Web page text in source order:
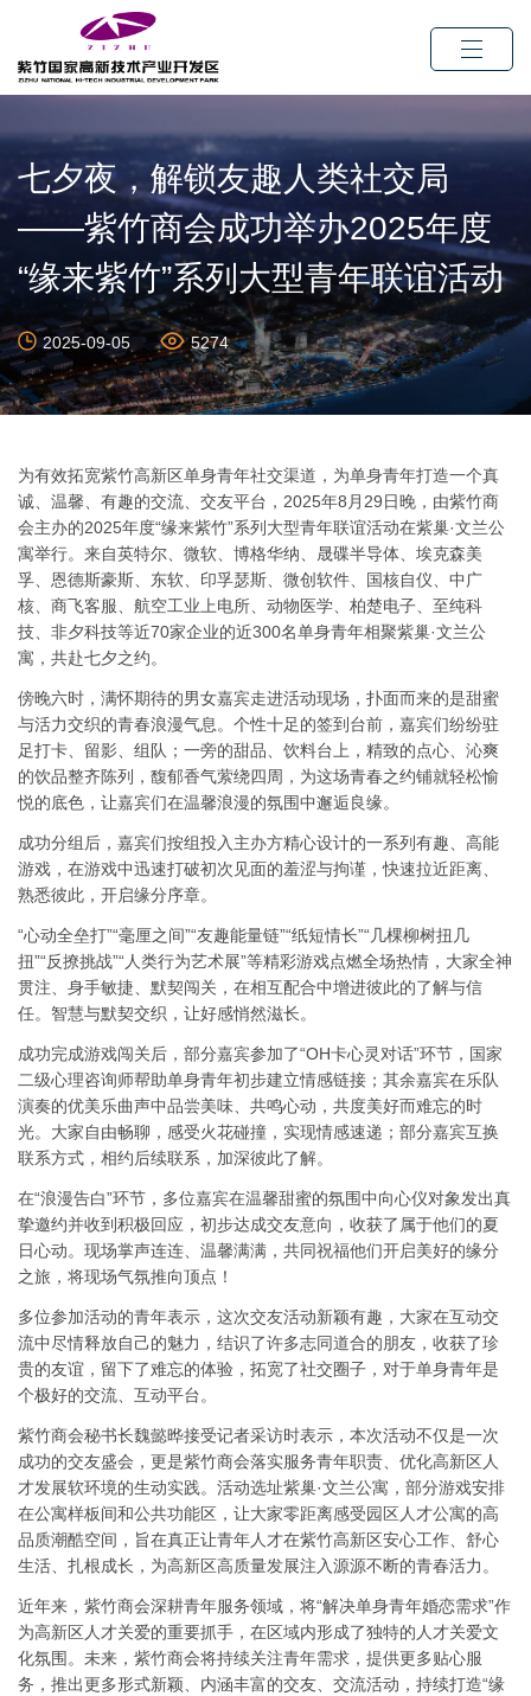
七夕夜，解锁友趣人类社交局
——紫竹商会成功举办2025年度
“缘来紫竹”系列大型青年联谊活动
2025-09-05 5274
为有效拓宽紫竹高新区单身青年社交渠道，为单身青年打造一个真
诚、温馨、有趣的交流、交友平台，2025年8月29日晚，由紫竹商
会主办的2025年度“缘来紫竹”系列大型青年联谊活动在紫巢·文兰公
寓举行。来自英特尔、微软、博格华纳、晟碟半导体、埃克森美
孚、恩德斯豪斯、东软、印孚瑟斯、微创软件、国核自仪、中广
核、商飞客服、航空工业上电所、动物医学、柏楚电子、至纯科
技、非夕科技等近70家企业的近300名单身青年相聚紫巢·文兰公
寓，共赴七夕之约。
傍晚六时，满怀期待的男女嘉宾走进活动现场，扑面而来的是甜蜜
与活力交织的青春浪漫气息。个性十足的签到台前，嘉宾们纷纷驻
足打卡、留影、组队；一旁的甜品、饮料台上，精致的点心、沁爽
的饮品整齐陈列，馥郁香气萦绕四周，为这场青春之约铺就轻松愉
悦的底色，让嘉宾们在温馨浪漫的氛围中邂逅良缘。
成功分组后，嘉宾们按组投入主办方精心设计的一系列有趣、高能
游戏，在游戏中迅速打破初次见面的羞涩与拘谨，快速拉近距离、
熟悉彼此，开启缘分序章。
“心动全垒打”“毫厘之间”“友趣能量链”“纸短情长”“几棵柳树扭几
扭”“反撩挑战”“人类行为艺术展”等精彩游戏点燃全场热情，大家全神
贯注、身手敏捷、默契闯关，在相互配合中增进彼此的了解与信
任。智慧与默契交织，让好感悄然滋长。
成功完成游戏闯关后，部分嘉宾参加了“OH卡心灵对话”环节，国家
二级心理咨询师帮助单身青年初步建立情感链接；其余嘉宾在乐队
演奏的优美乐曲声中品尝美味、共鸣心动，共度美好而难忘的时
光。大家自由畅聊，感受火花碰撞，实现情感速递；部分嘉宾互换
联系方式，相约后续联系，加深彼此了解。
在“浪漫告白”环节，多位嘉宾在温馨甜蜜的氛围中向心仪对象发出真
挚邀约并收到积极回应，初步达成交友意向，收获了属于他们的夏
日心动。现场掌声连连、温馨满满，共同祝福他们开启美好的缘分
之旅，将现场气氛推向顶点！
多位参加活动的青年表示，这次交友活动新颖有趣，大家在互动交
流中尽情释放自己的魅力，结识了许多志同道合的朋友，收获了珍
贵的友谊，留下了难忘的体验，拓宽了社交圈子，对于单身青年是
个极好的交流、互动平台。
紫竹商会秘书长魏懿晔接受记者采访时表示，本次活动不仅是一次
成功的交友盛会，更是紫竹商会落实服务青年职责、优化高新区人
才发展软环境的生动实践。活动选址紫巢·文兰公寓，部分游戏安排
在公寓样板间和公共功能区，让大家零距离感受园区人才公寓的高
品质潮酷空间，旨在真正让青年人才在紫竹高新区安心工作、舒心
生活、扎根成长，为高新区高质量发展注入源源不断的青春活力。
近年来，紫竹商会深耕青年服务领域，将“解决单身青年婚恋需求”作
为高新区人才关爱的重要抓手，在区域内形成了独特的人才关爱文
化氛围。未来，紫竹商会将持续关注青年需求，提供更多贴心服
务，推出更多形式新颖、内涵丰富的交友、交流活动，持续打造“缘